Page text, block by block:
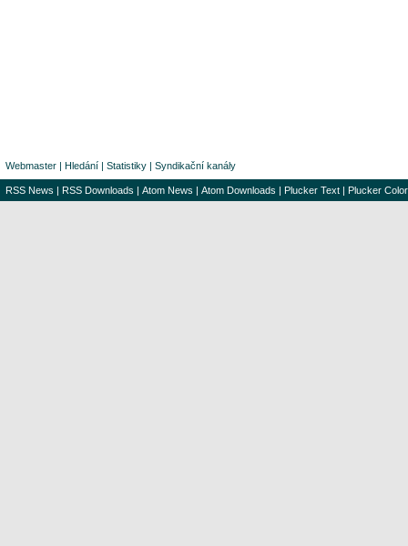
Webmaster | Hledání | Statistiky | Syndikační kanály
RSS News | RSS Downloads | Atom News | Atom Downloads | Plucker Text | Plucker Color